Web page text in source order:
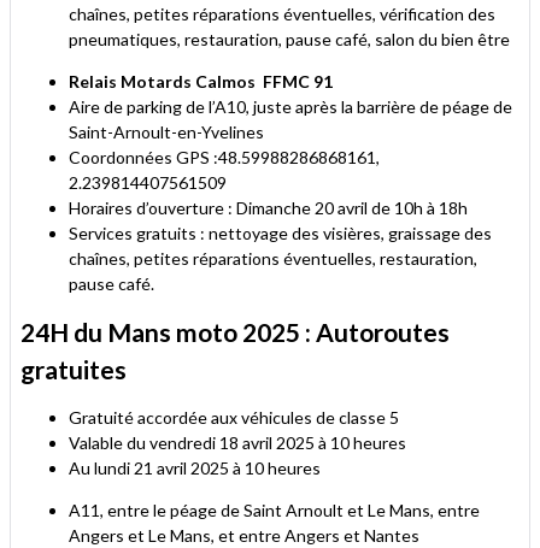
chaînes, petites réparations éventuelles, vérification des
pneumatiques, restauration, pause café, salon du bien être
Relais Motards Calmos FFMC 91
Aire de parking de l’A10, juste après la barrière de péage de
Saint-Arnoult-en-Yvelines
Coordonnées GPS :48.59988286868161,
2.239814407561509
Horaires d’ouverture : Dimanche 20 avril de 10h à 18h
Services gratuits : nettoyage des visières, graissage des
chaînes, petites réparations éventuelles, restauration,
pause café.
24H du Mans moto 2025 : Autoroutes
gratuites
Gratuité accordée aux véhicules de classe 5
Valable du vendredi 18 avril 2025 à 10 heures
Au lundi 21 avril 2025 à 10 heures
A11, entre le péage de Saint Arnoult et Le Mans, entre
Angers et Le Mans, et entre Angers et Nantes